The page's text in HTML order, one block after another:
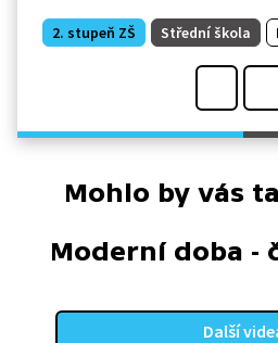
2. stupeň ZŠ Střední škola
Mohlo by vás
Moderní doba -
Další